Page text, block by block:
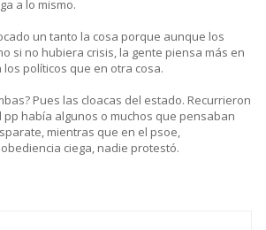
a lo mismo.
un tanto la cosa porque aunque los
si no hubiera crisis, la gente piensa más en
los políticos que en otra cosa.
Pues las cloacas del estado. Recurrieron
pp había algunos o muchos que pensaban
mientras que en el psoe,
ciega, nadie protestó.